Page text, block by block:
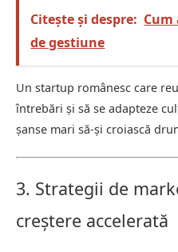
Citește și despre:
de gestiune
Un startup românesc care
întrebări și să se adapteze
șanse mari să-și croiască
3. Strategii de
creștere accelerată